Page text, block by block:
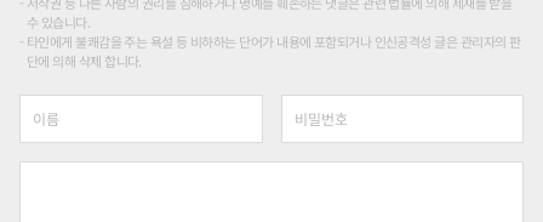
수 있습니다.
타인에게 불쾌감을 주는 욕설 등 비하하는 단어가 내용에 포함되거나 인신공격성 글은 관리자의 판
단에 의해 삭제 합니다.